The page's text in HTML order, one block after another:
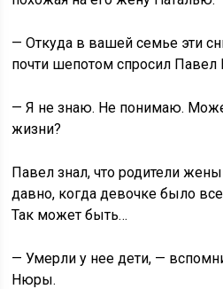
— Откуда в вашей семье эти
почти шепотом спросил Павел
— Я не знаю. Не понимаю.
жизни?
Павел знал, что родители
давно, когда девочке было
Так может быть…
— Умерли у нее дети, —
Нюры.